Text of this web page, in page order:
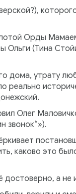
Орды
Ольги (Тина
дома, утрату
реально
Олег
звонок“»).
каково это
а не